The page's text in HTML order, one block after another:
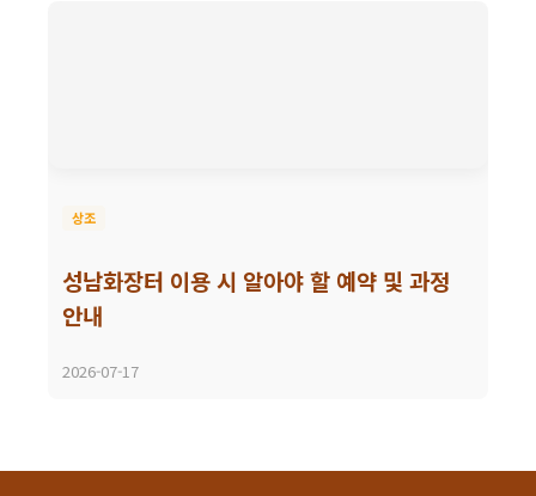
상조
성남화장터 이용 시 알아야 할 예약 및 과정
안내
2026-07-17